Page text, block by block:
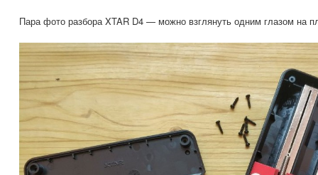
Пара фото разбора XTAR D4 — можно взглянуть одним глазом на